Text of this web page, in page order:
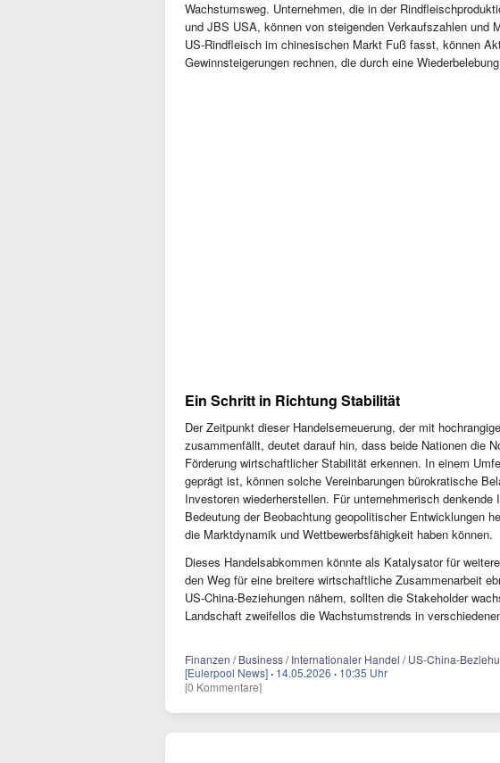
Wachstumsweg. Unternehmen, die in der
und JBS USA, können von steigenden Verkaufszahlen und
US-Rindfleisch im chinesischen Markt Fuß fasst, können
Gewinnsteigerungen rechnen, die durch eine
Ein Schritt in Richtung Stabilität
Der Zeitpunkt dieser Handelserneuerung, der mit
zusammenfällt, deutet darauf hin, dass beide Nationen die
Förderung wirtschaftlicher Stabilität erkennen. In einem
geprägt ist, können solche Vereinbarungen bürokratische
Investoren wiederherstellen. Für unternehmerisch
Bedeutung der Beobachtung geopolitischer Entwicklungen
die Marktdynamik und Wettbewerbsfähigkeit haben können.
Dieses Handelsabkommen könnte als Katalysator für
den Weg für eine breitere wirtschaftliche Zusammenarbeit
US-China-Beziehungen nähern, sollten die Stakeholder
Landschaft zweifellos die Wachstumstrends in
Finanzen / Business / Internationaler Handel / US-China-
[Eulerpool News] · 14.05.2026 · 10:35 Uhr
[0 Kommentare]